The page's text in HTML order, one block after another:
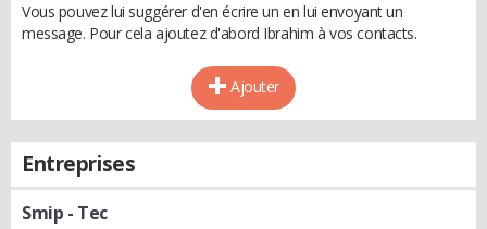
Vous pouvez lui suggérer d'en écrire un en lui envoyant un
message. Pour cela ajoutez d'abord Ibrahim à vos contacts.
Ajouter
Entreprises
Smip - Tec